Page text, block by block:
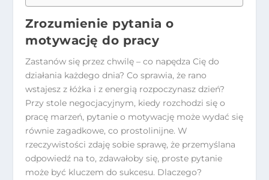
Zrozumienie pytania o
motywację do pracy
Zastanów się przez chwilę – co napędza Cię do
działania każdego dnia? Co sprawia, że rano
wstajesz z łóżka i z energią rozpoczynasz dzień?
Przy stole negocjacyjnym, kiedy rozchodzi się o
pracę marzeń, pytanie o motywację może wydać się
równie zagadkowe, co prostolinijne. W
rzeczywistości zdaję sobie sprawę, że przemyślana
odpowiedź na to, zdawałoby się, proste pytanie
może być kluczem do sukcesu. Dlaczego?